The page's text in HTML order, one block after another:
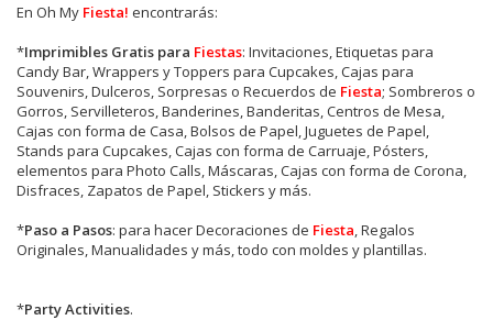
En Oh My Fiesta! encontrarás:
*Imprimibles Gratis para Fiestas: Invitaciones, Etiquetas para
Candy Bar, Wrappers y Toppers para Cupcakes, Cajas para
Souvenirs, Dulceros, Sorpresas o Recuerdos de Fiesta; Sombreros o
Gorros, Servilleteros, Banderines, Banderitas, Centros de Mesa,
Cajas con forma de Casa, Bolsos de Papel, Juguetes de Papel,
Stands para Cupcakes, Cajas con forma de Carruaje, Pósters,
elementos para Photo Calls, Máscaras, Cajas con forma de Corona,
Disfraces, Zapatos de Papel, Stickers y más.
*Paso a Pasos: para hacer Decoraciones de Fiesta , Regalos
Originales, Manualidades y más, todo con moldes y plantillas.
*Party Activities.